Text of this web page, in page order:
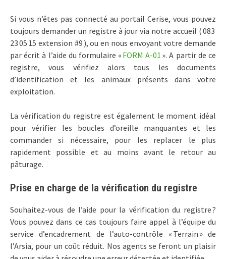
Si vous n’êtes pas connecté au portail Cerise, vous pouvez
toujours demander un registre à jour via notre accueil ( 083
23 05 15 extension #9 ), ou en nous envoyant votre demande
par écrit à l’aide du formulaire « FORM A-01 ». A partir de ce
registre, vous vérifiez alors tous les documents
d’identification et les animaux présents dans votre
exploitation.
La vérification du registre est également le moment idéal
pour vérifier les boucles d’oreille manquantes et les
commander si nécessaire, pour les replacer le plus
rapidement possible et au moins avant le retour au
pâturage.
Prise en charge de la vérification du registre
Souhaitez-vous de l’aide pour la vérification du registre ?
Vous pouvez dans ce cas toujours faire appel à l’équipe du
service d’encadrement de l’auto-contrôle « Terrain » de
l’Arsia, pour un coût réduit. Nos agents se feront un plaisir